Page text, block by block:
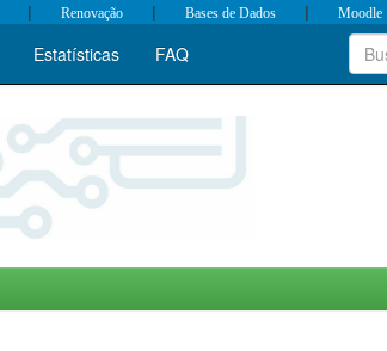
| Renovação | Bases de Dados | Moodle
Estatísticas FAQ